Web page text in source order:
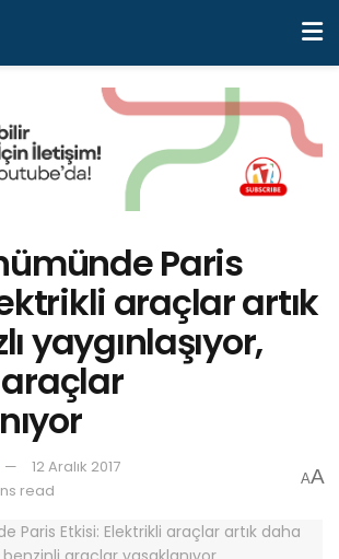
Paris
araçlar artık
yaygınlaşıyor,
12 Aralık 2017
read
AA